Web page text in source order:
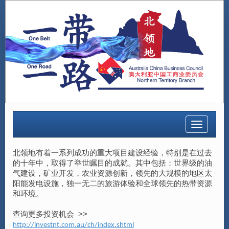
Toggle
北领地有着一系列成功的重大项目建设经验，特别是在过去
的十年中，取得了举世瞩目的成就。其中包括：世界级的油
气建设，矿业开发，农业资源创新，领先的大规模的地区太
阳能发电设施，独一无二的旅游体验和全球领先的热带资源
和环境。
查询更多投资机会 >>
http://investnt.com.au/ch/index.shtml